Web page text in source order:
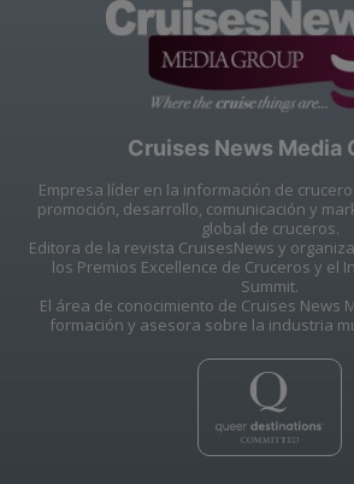
Cruises News Media
Empresa líder en la información de
promoción, desarrollo, comunicación y
global de cruceros.
Editora de la revista CruisesNews y
los Premios Excellence de Cruceros y el
Summit.
El área de conocimiento de Cruises News
formación y asesora sobre la industria